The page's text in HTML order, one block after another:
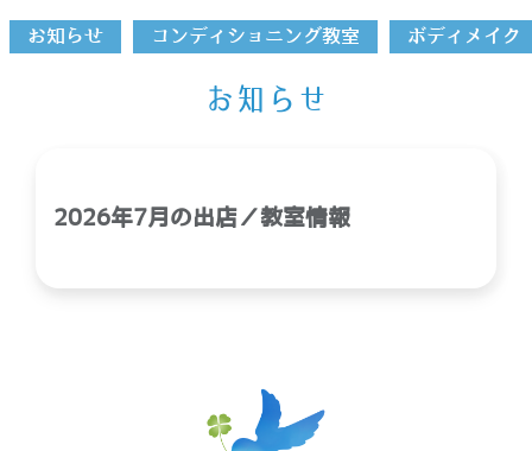
お知らせ コンディショニング教室 ボディメイク
お知らせ
2026年7月の出店／教室情報